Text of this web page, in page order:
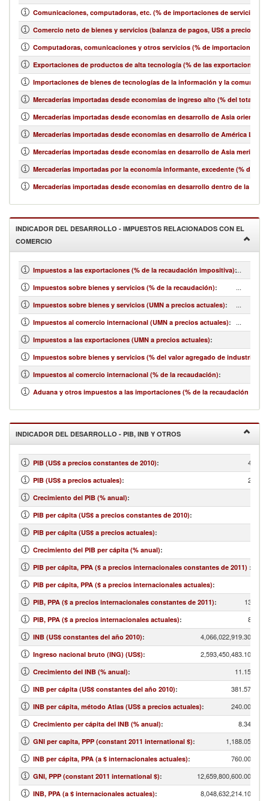
Comunicaciones, computadoras, etc. (% de importaciones de servicios,
Comercio neto de bienes y servicios (balanza de pagos, US$ a precios
Computadoras, comunicaciones y otros servicios (% de importaciones
Exportaciones de productos de alta tecnología (% de las exportaciones
Importaciones de bienes de tecnologías de la información y la
Mercaderías importadas desde economías de ingreso alto (% del total de
Mercaderías importadas desde economías en desarrollo de Asia oriental
Mercaderías importadas desde economías en desarrollo de América
Mercaderías importadas desde economías en desarrollo de Asia
Mercaderías importadas por la economía informante, excedente (% del
Mercaderías importadas desde economías en desarrollo dentro de la
INDICADOR DEL DESARROLLO - IMPUESTOS RELACIONADOS CON EL
COMERCIO
Impuestos a las exportaciones (% de la recaudación impositiva):...
Impuestos sobre bienes y servicios (% de la recaudación): ...
Impuestos sobre bienes y servicios (UMN a precios actuales): ...
Impuestos al comercio internacional (UMN a precios actuales): ...
Impuestos a las exportaciones (UMN a precios actuales):
Impuestos sobre bienes y servicios (% del valor agregado de industria y
Impuestos al comercio internacional (% de la recaudación):
Aduana y otros impuestos a las importaciones (% de la recaudación
INDICADOR DEL DESARROLLO - PIB, INB Y OTROS
PIB (US$ a precios constantes de 2010):
PIB (US$ a precios actuales):
Crecimiento del PIB (% anual):
PIB per cápita (US$ a precios constantes de 2010):
PIB per cápita (US$ a precios actuales):
Crecimiento del PIB per cápita (% anual):
PIB per cápita, PPA ($ a precios internacionales constantes de 2011) :
PIB per cápita, PPA ($ a precios internacionales actuales):
PIB, PPA ($ a precios internacionales constantes de 2011):
PIB, PPA ($ a precios internacionales actuales):
INB (US$ constantes del año 2010): 4,066,022,919.30
Ingreso nacional bruto (ING) (US$): 2,593,450,483.10
Crecimiento del INB (% anual): 11.15
INB per cápita (US$ constantes del año 2010): 381.57
INB per cápita, método Atlas (US$ a precios actuales): 240.00
Crecimiento per cápita del INB (% anual): 8.34
GNI per capita, PPP (constant 2011 international $): 1,188.05
INB per cápita, PPA (a $ internacionales actuales): 760.00
GNI, PPP (constant 2011 international $): 12,659,800,600.00
INB, PPA (a $ internacionales actuales): 8,048,632,214.10